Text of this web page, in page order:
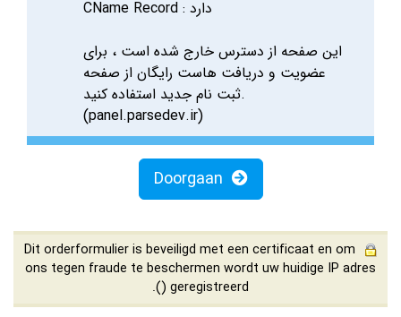
CName Record : دارد
این صفحه از دسترس خارج شده است ، برای
عضویت و دریافت هاست رایگان از صفحه
ثبت نام جدید استفاده کنید.
(panel.parsedev.ir)
Doorgaan
Dit orderformulier is beveiligd met een certificaat en om
ons tegen fraude te beschermen wordt uw huidige IP adres
() geregistreerd.